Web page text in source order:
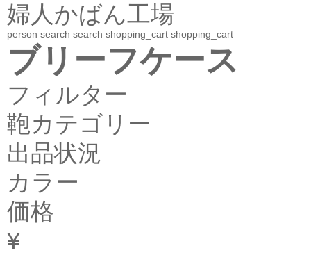
婦人かばん工場
person search search shopping_cart shopping_cart
ブリーフケース
フィルター
鞄カテゴリー
出品状況
カラー
価格
¥